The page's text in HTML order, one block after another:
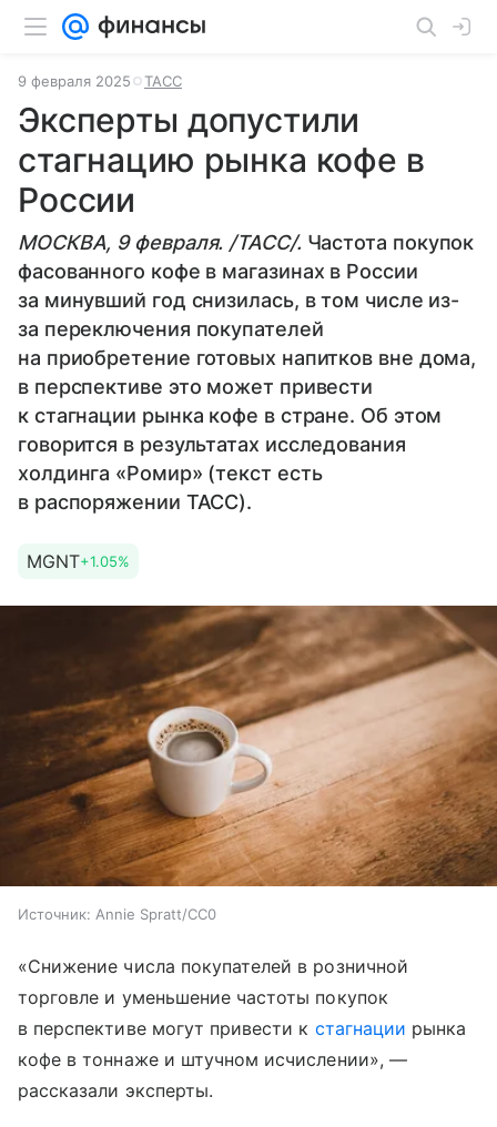
9 февраля 2025 ТАСС
Эксперты допустили
стагнацию рынка кофе в
России
МОСКВА, 9 февраля. /ТАСС/. Частота покупок
фасованного кофе в магазинах в России
за минувший год снизилась, в том числе из-
за переключения покупателей
на приобретение готовых напитков вне дома,
в перспективе это может привести
к стагнации рынка кофе в стране. Об этом
говорится в результатах исследования
холдинга «Ромир» (текст есть
в распоряжении ТАСС).
MGNT+1.05%
Источник: Annie Spratt/CC0
«Снижение числа покупателей в розничной
торговле и уменьшение частоты покупок
в перспективе могут привести к стагнации рынка
кофе в тоннаже и штучном исчислении», —
рассказали эксперты.